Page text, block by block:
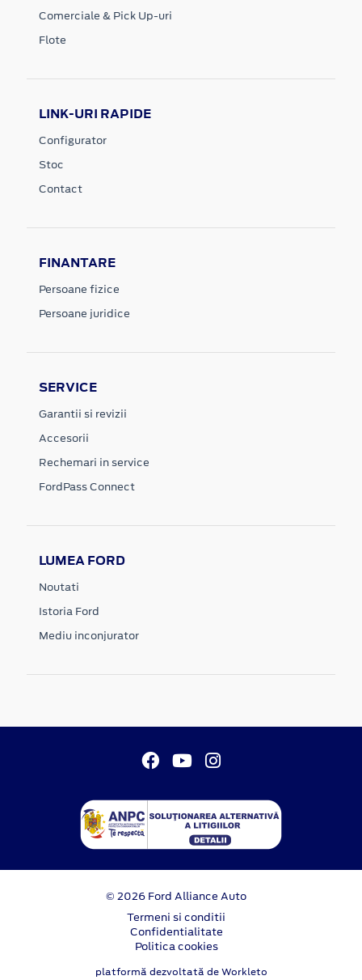
Comerciale & Pick Up-uri
Flote
LINK-URI RAPIDE
Configurator
Stoc
Contact
FINANTARE
Persoane fizice
Persoane juridice
SERVICE
Garantii si revizii
Accesorii
Rechemari in service
FordPass Connect
LUMEA FORD
Noutati
Istoria Ford
Mediu inconjurator
© 2026 Ford Alliance Auto
Termeni si conditii
Confidentialitate
Politica cookies
platformă dezvoltată de Workleto